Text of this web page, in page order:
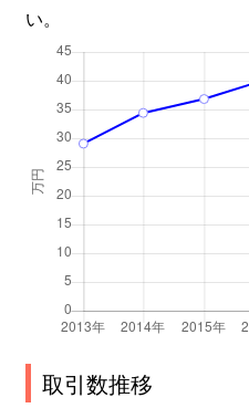
い。
取引数推移